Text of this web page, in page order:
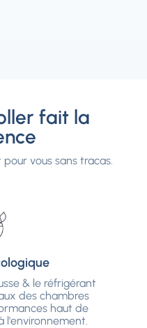
fait la
vous sans tracas.
& le réfrigérant
des chambres
haut de
l'environnement.
& le réfrigérant
des chambres
haut de
l'environnement.